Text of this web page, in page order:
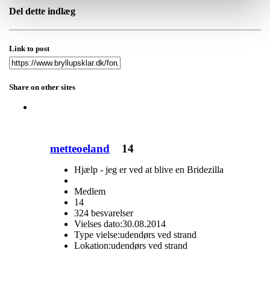
Del dette indlæg
Link to post
Share on other sites
metteoeland 14
Hjælp - jeg er ved at blive en Bridezilla
Medlem
14
324 besvarelser
Vielses dato:30.08.2014
Type vielse:udendørs ved strand
Lokation:udendørs ved strand